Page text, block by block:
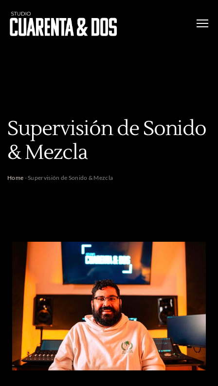
Supervisión de Sonido
& Mezcla
Home -Supervisión de Sonido & Mezcla